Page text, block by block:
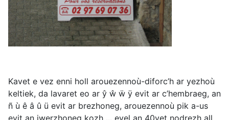
Kavet e vez enni holl arouezennoù-diforc’h ar yezhoù
keltiek, da lavaret eo ar ŷ ŵ ẅ ÿ evit ar c’hembraeg, an
ñ ù ê â û ü evit ar brezhoneg, arouezennoù pik a-us
evit an iwerzhoneg kozh ... evel an 40vet nodrezh all